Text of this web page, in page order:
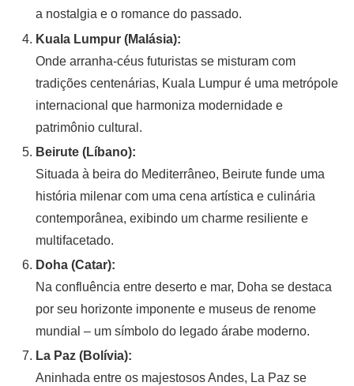
a nostalgia e o romance do passado.
Kuala Lumpur (Malásia):
Onde arranha-céus futuristas se misturam com
tradições centenárias, Kuala Lumpur é uma metrópole
internacional que harmoniza modernidade e
patrimônio cultural.
Beirute (Líbano):
Situada à beira do Mediterrâneo, Beirute funde uma
história milenar com uma cena artística e culinária
contemporânea, exibindo um charme resiliente e
multifacetado.
Doha (Catar):
Na confluência entre deserto e mar, Doha se destaca
por seu horizonte imponente e museus de renome
mundial – um símbolo do legado árabe moderno.
La Paz (Bolívia):
Aninhada entre os majestosos Andes, La Paz se